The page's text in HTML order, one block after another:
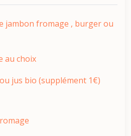
jambon fromage , burger ou
au choix
jus bio (supplément 1€)